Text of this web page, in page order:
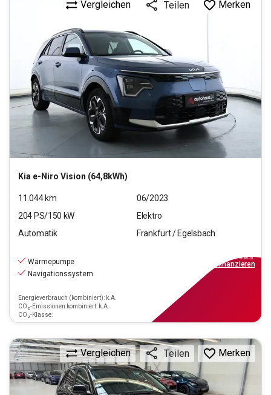
Kia e-Niro Vision (64,8kWh)
Vergleichen Teilen Merken
11.044km
06/2023
204 PS/150 kW
Elektro
Automatik
Frankfurt / Egelsbach
Wärmepumpe
Navigationssystem
Energieverbrauch (kombiniert): k.A.
CO₂-Emissionen kombiniert: k.A.
CO₂-Klasse:
inkl.MwSt.
finanzieren
Vergleichen Teilen Merken